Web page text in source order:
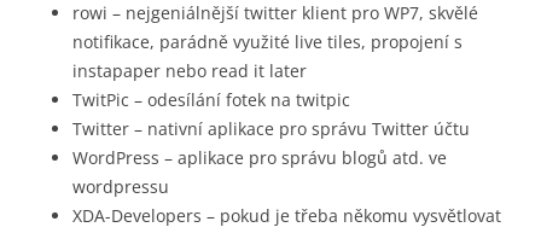
rowi – nejgeniálnější twitter klient pro WP7, skvělé
notifikace, parádně využité live tiles, propojení s
instapaper nebo read it later
TwitPic – odesílání fotek na twitpic
Twitter – nativní aplikace pro správu Twitter účtu
WordPress – aplikace pro správu blogů atd. ve
wordpressu
XDA-Developers – pokud je třeba někomu vysvětlovat